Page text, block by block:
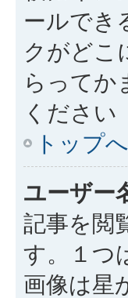
ールでき
クがどこ
らってか
ください
トップへ
ユーザー
記事を閲
す。１つ
画像は星